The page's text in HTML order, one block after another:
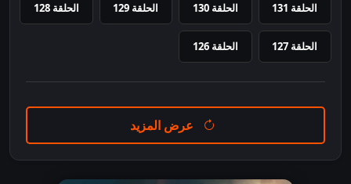
الحلقة 131 الحلقة 130 الحلقة 129 الحلقة 128
الحلقة 127 الحلقة 126
عرض المزيد